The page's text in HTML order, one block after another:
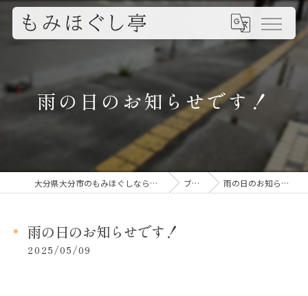
雨の日のお知らせです！
大分県大分市のもみほぐしならもみほぐし亭 ブログ 雨の日のお知らせです！
雨の日のお知らせです！
2025/05/09